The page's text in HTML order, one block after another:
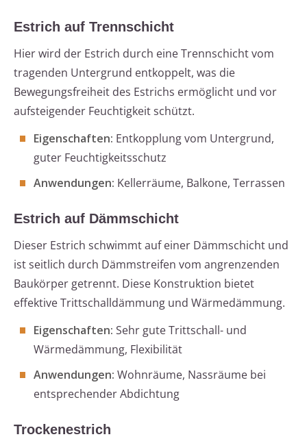
Estrich auf Trennschicht
Hier wird der Estrich durch eine Trennschicht vom
tragenden Untergrund entkoppelt, was die
Bewegungsfreiheit des Estrichs ermöglicht und vor
aufsteigender Feuchtigkeit schützt.
Eigenschaften: Entkopplung vom Untergrund,
guter Feuchtigkeitsschutz
Anwendungen: Kellerräume, Balkone, Terrassen
Estrich auf Dämmschicht
Dieser Estrich schwimmt auf einer Dämmschicht und
ist seitlich durch Dämmstreifen vom angrenzenden
Baukörper getrennt. Diese Konstruktion bietet
effektive Trittschalldämmung und Wärmedämmung.
Eigenschaften: Sehr gute Trittschall- und
Wärmedämmung, Flexibilität
Anwendungen: Wohnräume, Nassräume bei
entsprechender Abdichtung
Trockenestrich